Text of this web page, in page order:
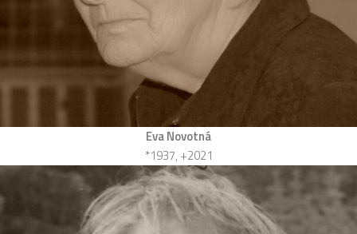
Eva Novotná
*1937, +2021